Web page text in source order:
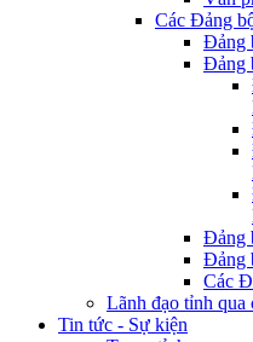
Các Đảng
Đảng
Đảng
Đảng
Đảng
Các
Lãnh đạo tỉnh qua
Tin tức - Sự kiện